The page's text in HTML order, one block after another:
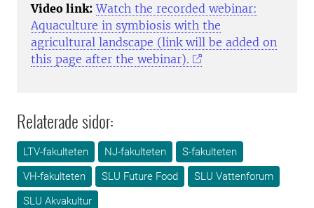
Video link: Watch the recorded webinar:
Aquaculture in symbiosis with the
agricultural landscape (link will be added on
this page after the webinar).
Relaterade sidor:
LTV-fakulteten NJ-fakulteten
S-fakulteten
VH-fakulteten
SLU Future Food
SLU Vattenforum
SLU Akvakultur